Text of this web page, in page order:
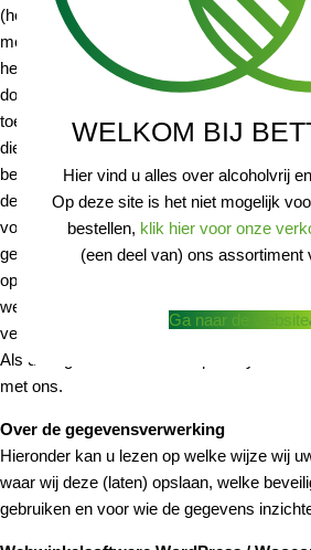
WELKOM BIJ
Hier vind u alles over alcoholvrij
Op deze site is het niet mogelijk
bestellen, klik hier voor onze
(een deel van) ons assortiment
Ga naar de website
(het verbeteren van) onze dienstverlening
met de informatie die wij over u en uw
hebben verzameld. Wij stellen uw
doelstellingen ter beschikking aan derden.
toepassing op het gebruik van de website
dienstverlening van Pasteuning Wines &
beschrijft welke gegevens over u door
deze gegevens voor worden gebruikt en
voorwaarden deze gegevens eventueel
gedeeld. Ook leggen wij aan u uit op welke
opslaan en hoe wij uw gegevens tegen
welke rechten u heeft met betrekking tot de
verstrekte persoonsgegevens.
Als u vragen heeft over ons privacybeleid
met ons.
Over de gegevensverwerking
Hieronder kan u lezen op welke wijze wij
waar wij deze (laten) opslaan, welke
gebruiken en voor wie de gegevens